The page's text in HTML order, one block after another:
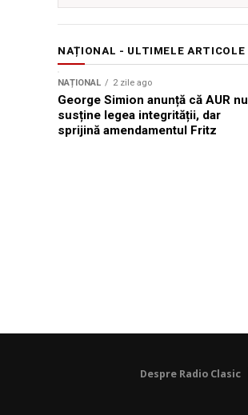
NAȚIONAL - ULTIMELE ARTICOLE
NAȚIONAL 2 zile ago
George Simion anunță că AUR nu
susține legea integrității, dar
sprijină amendamentul Fritz
Despre Radio Clasic